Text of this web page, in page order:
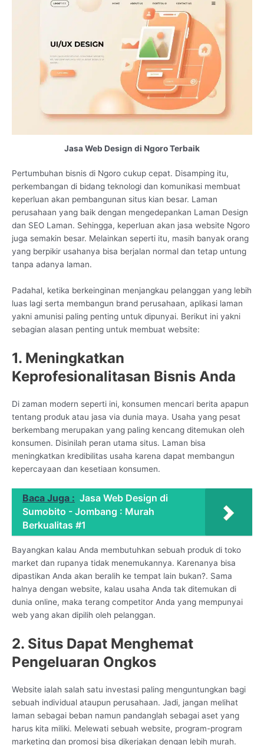
Jasa Web Design di Ngoro Terbaik
Pertumbuhan bisnis di Ngoro cukup cepat. Disamping itu,
perkembangan di bidang teknologi dan komunikasi membuat
keperluan akan pembangunan situs kian besar. Laman
perusahaan yang baik dengan mengedepankan Laman Design
dan SEO Laman. Sehingga, keperluan akan jasa website Ngoro
juga semakin besar. Melainkan seperti itu, masih banyak orang
yang berpikir usahanya bisa berjalan normal dan tetap untung
tanpa adanya laman.
Padahal, ketika berkeinginan menjangkau pelanggan yang lebih
luas lagi serta membangun brand perusahaan, aplikasi laman
yakni amunisi paling penting untuk dipunyai. Berikut ini yakni
sebagian alasan penting untuk membuat website:
1. Meningkatkan
Keprofesionalitasan Bisnis Anda
Di zaman modern seperti ini, konsumen mencari berita apapun
tentang produk atau jasa via dunia maya. Usaha yang pesat
berkembang merupakan yang paling kencang ditemukan oleh
konsumen. Disinilah peran utama situs. Laman bisa
meningkatkan kredibilitas usaha karena dapat membangun
kepercayaan dan kesetiaan konsumen.
Baca Juga : Jasa Web Design di
Sumobito - Jombang : Murah
Berkualitas #1
Bayangkan kalau Anda membutuhkan sebuah produk di toko
market dan rupanya tidak menemukannya. Karenanya bisa
dipastikan Anda akan beralih ke tempat lain bukan?. Sama
halnya dengan website, kalau usaha Anda tak ditemukan di
dunia online, maka terang competitor Anda yang mempunyai
web yang akan dipilih oleh pelanggan.
2. Situs Dapat Menghemat
Pengeluaran Ongkos
Website ialah salah satu investasi paling menguntungkan bagi
sebuah individual ataupun perusahaan. Jadi, jangan melihat
laman sebagai beban namun pandanglah sebagai aset yang
harus kita miliki. Melewati sebuah website, program-program
marketing dan promosi bisa dikerjakan dengan lebih murah.